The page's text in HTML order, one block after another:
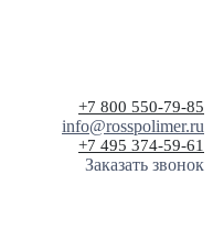
+7 800 550-79-85
info@rosspolimer.ru
+7 495 374-59-61
Заказать звонок